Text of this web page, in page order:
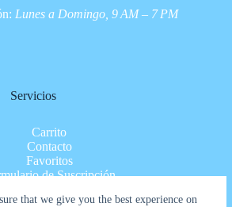
that we give you the best experience on
Lunes a Domingo, 9 AM – 7 PM
Servicios
Carrito
Contacto
Favoritos
de Suscripción
Nosotros